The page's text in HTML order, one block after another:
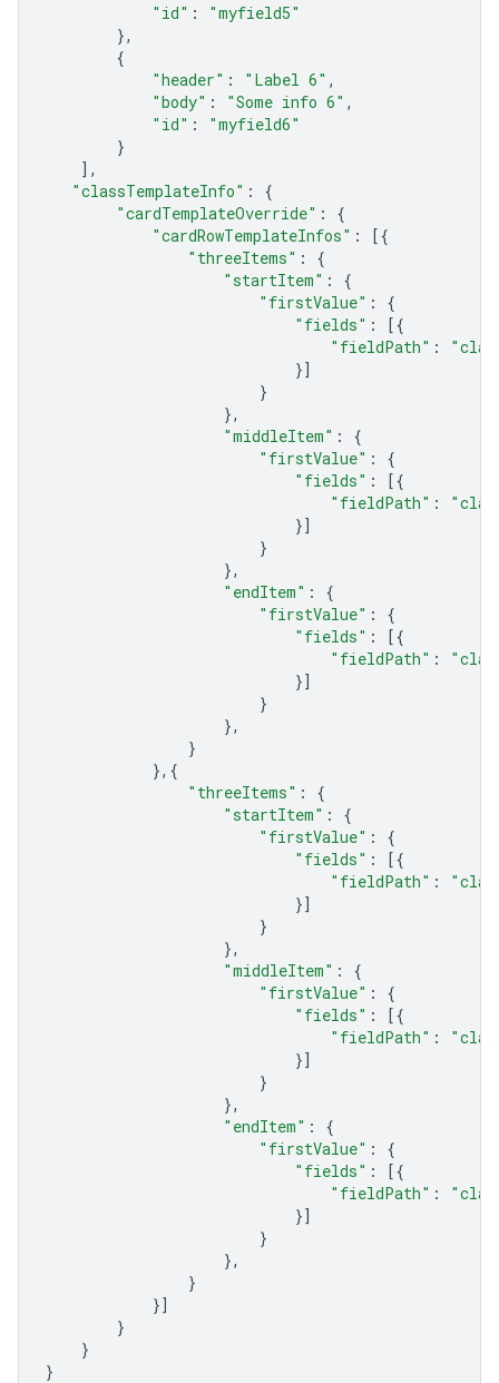
"id" :
"myfield5"
},
{
"header" : "Label 6" ,
"body" : "Some info 6" ,
"id" :
"myfield6"
}
],
"classTemplateInfo" :
{
"cardTemplateOverride" :
{
"cardRowTemplateInfos" :
[{
"threeItems" :
{
"startItem" :
{
"firstValue" :
{
"fields" :
[{
"fieldPath" :
}]
}
},
"middleItem" :
{
"firstValue" :
{
"fields" :
[{
"fieldPath" :
}]
}
},
"endItem" :
{
"firstValue" :
{
"fields" :
[{
"fieldPath" :
}]
}
},
}
},{
"threeItems" :
{
"startItem" :
{
"firstValue" :
{
"fields" :
[{
"fieldPath" :
}]
}
},
"middleItem" :
{
"firstValue" :
{
"fields" :
[{
"fieldPath" :
}]
}
},
"endItem" :
{
"firstValue" :
{
"fields" :
[{
"fieldPath" :
}]
}
},
}
}]
}
}
}